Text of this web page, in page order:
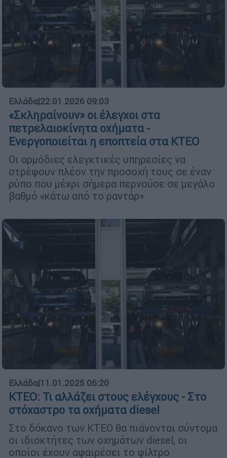
Ελλάδα|22.01.2026 09:03
«Σκληραίνουν» οι έλεγχοι στα
πετρελαιοκίνητα οχήματα -
Ενεργοποιείται η εποπτεία στα ΚΤΕΟ
Οι αρμόδιες ελεγκτικές υπηρεσίες να
στρέφουν πλέον την προσοχή τους σε έναν
ρύπο που μέχρι σήμερα περνούσε σε μεγάλο
βαθμό «κάτω από το ραντάρ»
Ελλάδα|11.01.2025 06:20
ΚΤΕΟ: Τι αλλάζει στους ελέγχους - Στο
στόχαστρο τα οχήματα diesel
Στο δόκανο των ΚΤΕΟ θα πιάνονται σύντομα
οι ιδιοκτήτες των οχημάτων diesel, οι
οποίοι έχουν αφαιρέσει το φίλτρο